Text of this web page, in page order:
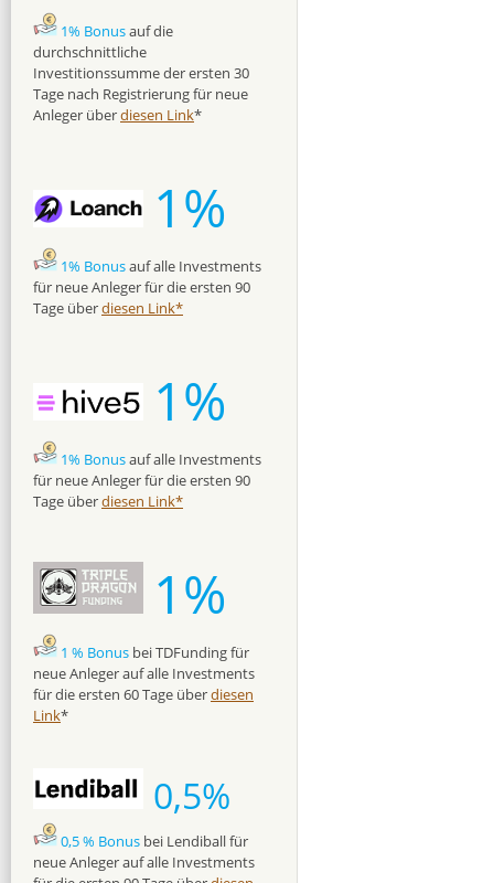
1% Bonusauf die
durchschnittliche
Investitionssumme der ersten 30
Tage nach Registrierung für neue
Anleger überdiesen Link*
1%
1% Bonusauf alle Investments
für neue Anleger für die ersten 90
Tage überdiesen Link*
1%
1% Bonusauf alle Investments
für neue Anleger für die ersten 90
Tage überdiesen Link*
1%
1 % Bonus bei TDFunding für
neue Anleger auf alle Investments
für die ersten 60 Tage überdiesen
Link*
0,5%
0,5 % Bonus bei Lendiball für
neue Anleger auf alle Investments